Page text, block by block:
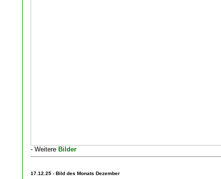
- Weitere Bilder
17.12.25 - Bild des Monats Dezember